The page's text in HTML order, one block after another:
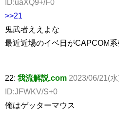
ID:uaXQ9+/F0
>>21
鬼武者ええよな
最近近場のイベ日がCAPCOM
22: 我流解説.com 2023/06/21(
ID:JFWKV/S+0
俺はゲッターマウス